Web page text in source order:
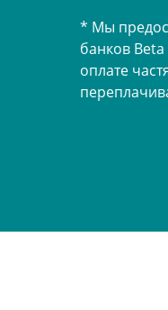
* Мы
банков
оплате